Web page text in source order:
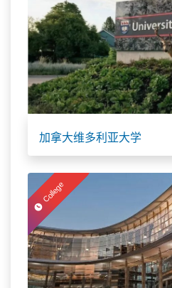
加拿大维多利亚大学
College